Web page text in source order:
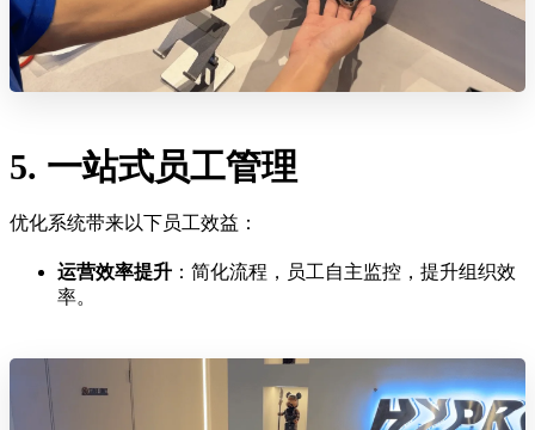
5. 一站式员工管理
优化系统带来以下员工效益：
运营效率提升 ：简化流程，员工自主监控，提升组织效
率。